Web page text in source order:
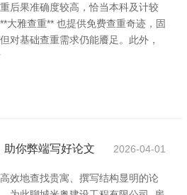
后果准确度较高，恰当本科及计较
大雅查重** 也提供免费查重奇迹，固
对基础查重需求仍能餍足。此外，
助你弊端写好论文 2026-04-01
效地查找贵寓、撰写结构显明的论